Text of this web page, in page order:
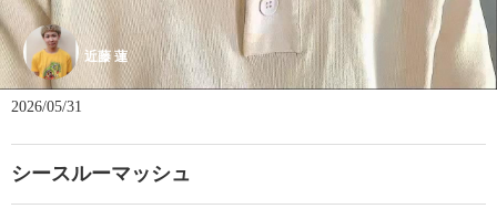
近藤 蓮
2026/05/31
シースルーマッシュ